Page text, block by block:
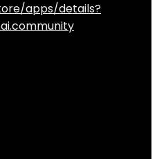
apps/details?